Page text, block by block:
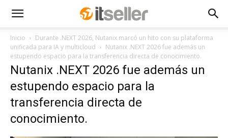
Inicio
Durante .NEXT 2026, Nutanix marcó un hito con su plataforma
unificada para IA y multicloud
Nutanix .NEXT 2026 fue además un
estupendo espacio para la transferencia directa de conocimiento.
Nutanix .NEXT 2026 fue además un
estupendo espacio para la
transferencia directa de
conocimiento.